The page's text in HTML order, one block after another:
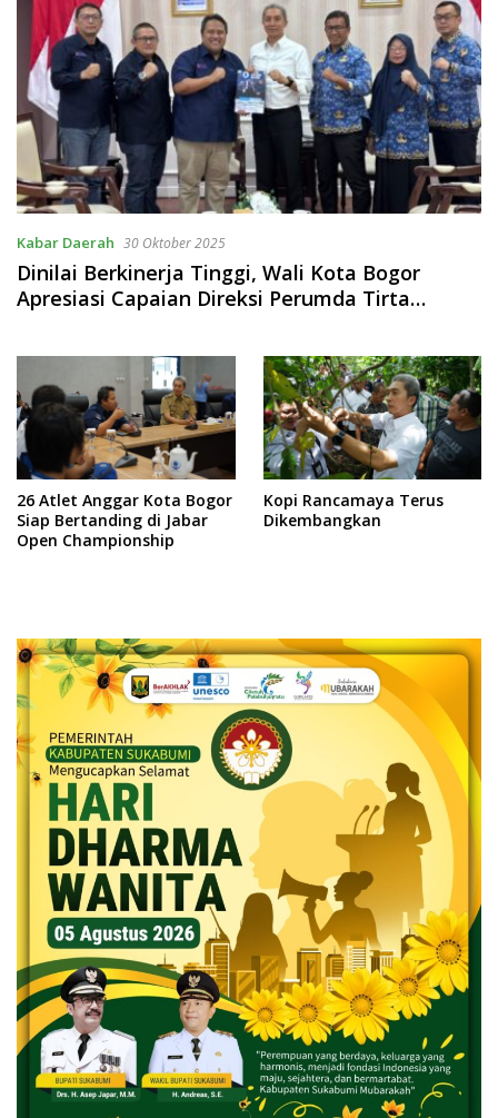
Kabar Daerah 30 Oktober 2025
Dinilai Berkinerja Tinggi, Wali Kota Bogor
Apresiasi Capaian Direksi Perumda Tirta
26 Atlet Anggar Kota Bogor
Siap Bertanding di Jabar
Open Championship
Kopi Rancamaya Terus
Dikembangkan